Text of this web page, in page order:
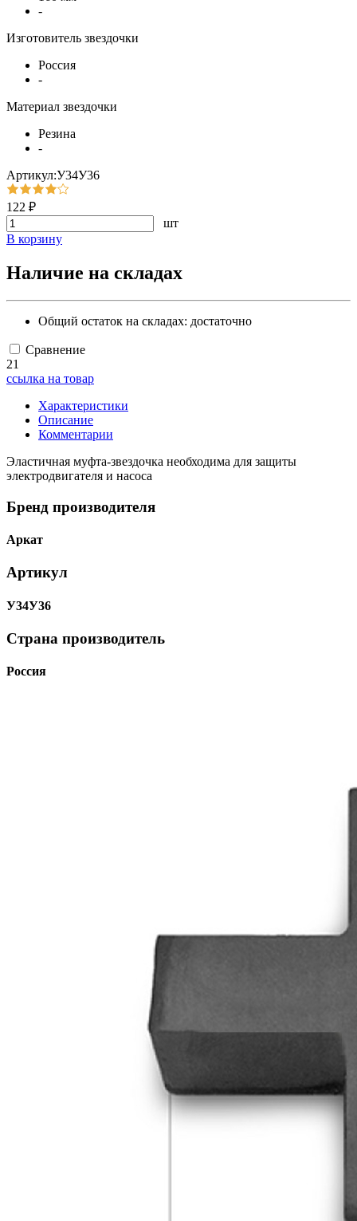
-
Изготовитель звездочки
Россия
-
Материал звездочки
Резина
-
Артикул:У34У36
122 ₽
шт
В корзину
Наличие на складах
Общий остаток на складах: достаточно
Сравнение
21
ссылка на товар
Характеристики
Описание
Комментарии
Эластичная муфта-звездочка необходима для защиты
электродвигателя и насоса
Бренд производителя
Аркат
Артикул
У34У36
Страна производитель
Россия